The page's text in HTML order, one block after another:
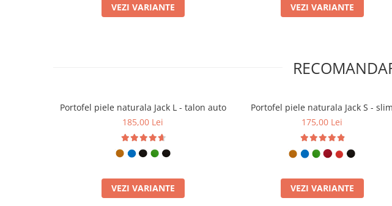
VEZI VARIANTE VEZI VARIANTE
Portofel piele naturala Jack L - talon auto
185,00 Lei
VEZI VARIANTE
Portofel piele naturala Jack S - slim
175,00 Lei
VEZI VARIANTE